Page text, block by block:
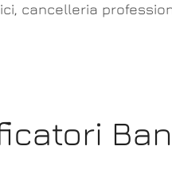
cancelleria